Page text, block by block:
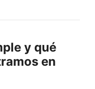
y qué
en